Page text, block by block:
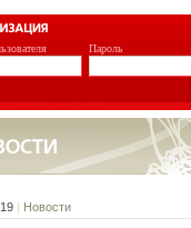
Пароль
| Новости